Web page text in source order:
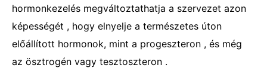
hormonkezelés megváltoztathatja a szervezet azon
képességét , hogy elnyelje a természetes úton
előállított hormonok, mint a progeszteron , és még
az ösztrogén vagy tesztoszteron .